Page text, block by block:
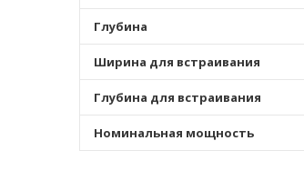
Глубина
Ширина для встраивания
Глубина для встраивания
Номинальная мощность